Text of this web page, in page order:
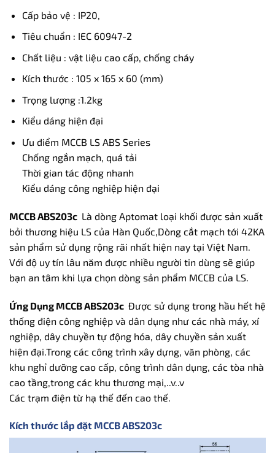
Cấp bảo vệ : IP20,
Tiêu chuẩn : IEC 60947-2
Chất liệu : vật liệu cao cấp, chống cháy
Kích thước : 105 x 165 x 60 (mm)
Trọng lượng :1.2kg
Kiểu dáng hiện đại
Ưu điểm MCCB LS ABS Series
Chống ngắn mạch, quá tải
Thời gian tác động nhanh
Kiểu dáng công nghiệp hiện đại
MCCB ABS203c Là dòng Aptomat loại khối được sản xuất
bởi thương hiệu LS của Hàn Quốc,Dòng cắt mạch tới 42KA
sản phẩm sử dụng rộng rãi nhất hiện nay tại Việt Nam.
Với độ uy tín lâu năm được nhiều người tin dùng sẽ giúp
bạn an tâm khi lựa chọn dòng sản phẩm MCCB của LS.
Ứng Dụng MCCB ABS203c Được sử dụng trong hầu hết hệ
thống điện công nghiệp và dân dụng như các nhà máy, xí
nghiệp, dây chuyền tự động hóa, dây chuyền sản xuất
hiện đại.Trong các công trình xây dựng, văn phòng, các
khu nghỉ dưỡng cao cấp, công trình dân dụng, các tòa nhà
cao tầng,trong các khu thương mại,..v..v
Các trạm điện từ hạ thế đến cao thế.
Kích thước lắp đặt MCCB ABS203c